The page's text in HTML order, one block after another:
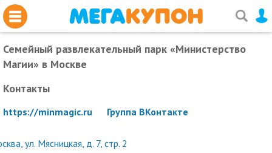
Семейный развлекательный парк «Министерство
Магии» в Москве
Контакты
https://minmagic.ru Группа ВКонтакте
ул. Мясницкая, д. 7, стр. 2